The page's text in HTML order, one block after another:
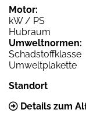
Motor:
kW / PS
Hubraum
Umweltnormen:
Schadstoffklasse
Umweltplakette
Standort
Details zum